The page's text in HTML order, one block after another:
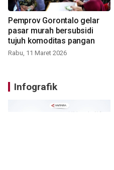
Pemprov Gorontalo gelar
pasar murah bersubsidi
tujuh komoditas pangan
Rabu, 11 Maret 2026
Infografik